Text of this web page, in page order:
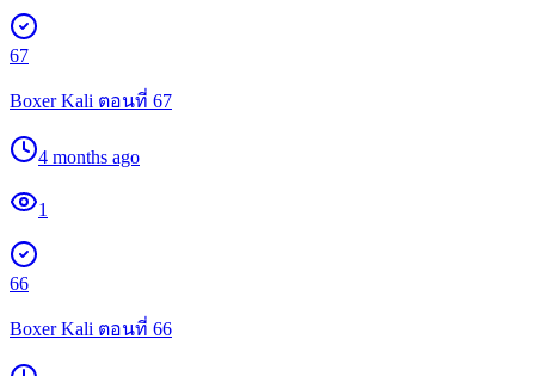
67
Boxer Kali ตอนที่ 67
4 months ago
1
66
Boxer Kali ตอนที่ 66